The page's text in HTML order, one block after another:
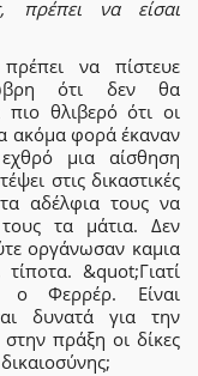
πρέπει να είσαι
να πίστευε
ότι δεν θα
θλιβερό ότι οι
ακόμα φορά έκαναν
μια αίσθηση
στις δικαστικές
αδέλφια τους να
τα μάτια. Δεν
οργάνωσαν καμια
&quot;Γιατί
ο Φερρέρ. Είναι
δυνατά για την
στην πράξη οι δίκες